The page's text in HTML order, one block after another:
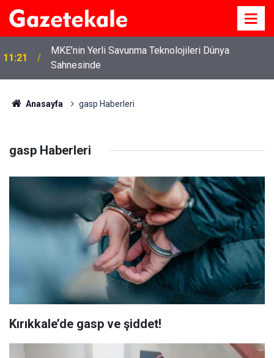
MKE’nin Yerli Savunma Teknolojileri Dünya
Sahnesinde
11:08
Başkan Ahmet Önal, Çalılıöz Mahallesi’nde
vatandaşların taleplerini yerinde dinledi
Anasayfa gasp Haberleri
gasp Haberleri
Kırıkkale’de gasp ve şiddet!